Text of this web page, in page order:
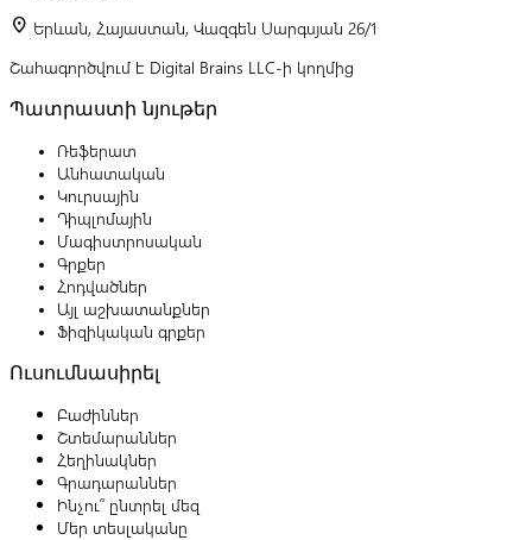
location_on Երևան, Հայաստան, Վազգեն Սարգսյան 26/1
Շահագործվում է Digital Brains LLC-ի կողմից
Պատրաստի նյութեր
Ռեֆերատ
Անհատական
Կուրսային
Դիպլոմային
Մագիստրոսական
Գրքեր
Հոդվածներ
Այլ աշխատանքներ
Ֆիզիկական գրքեր
Ուսումնասիրել
Բաժիններ
Շտեմարաններ
Հեղինակներ
Գրադարաններ
Ինչու՞ ընտրել մեզ
Մեր տեսլականը